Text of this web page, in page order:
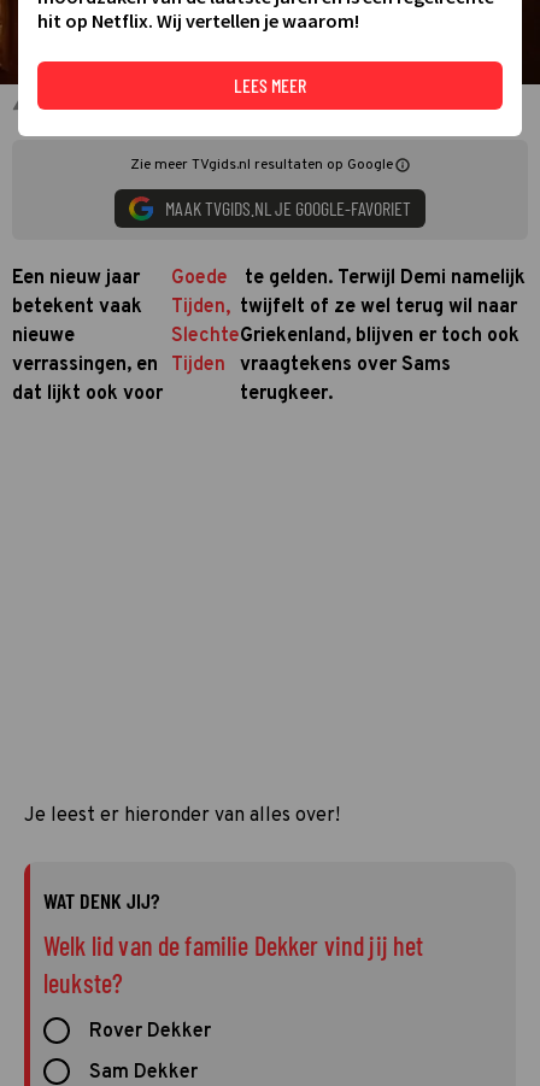
Stijn Fransen als Sam in GTST
Zie meer TVgids.nl resultaten op Google
MAAK TVGIDS.NL JE GOOGLE-FAVORIET
Een nieuw jaar
betekent vaak
nieuwe
verrassingen, en
dat lijkt ook voor
Goede
Tijden,
Slechte
Tijden
te gelden. Terwijl Demi namelijk
twijfelt of ze wel terug wil naar
Griekenland, blijven er toch ook
vraagtekens over Sams
terugkeer.
Je leest er hieronder van alles over!
WAT DENK JIJ?
Welk lid van de familie Dekker vind jij het
leukste?
Rover Dekker
Sam Dekker
hit op Netflix. Wij vertellen je waarom!
LEES MEER